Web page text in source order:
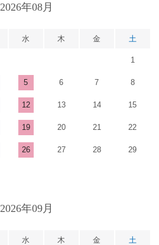
2026年08月
水 木 金 土
1
5 6 7 8
12 13 14 15
19 20 21 22
26 27 28 29
2026年09月
水 木 金 土